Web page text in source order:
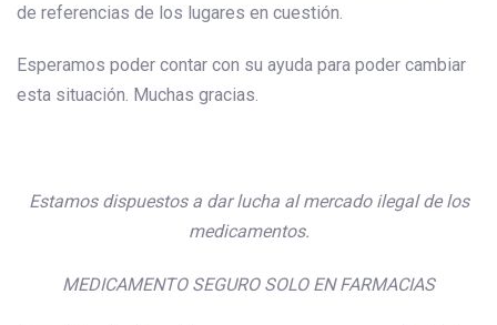
de referencias de los lugares en cuestión.
Esperamos poder contar con su ayuda para poder cambiar
esta situación. Muchas gracias.
Estamos dispuestos a dar lucha al mercado ilegal de los
medicamentos.
MEDICAMENTO SEGURO SOLO EN FARMACIAS